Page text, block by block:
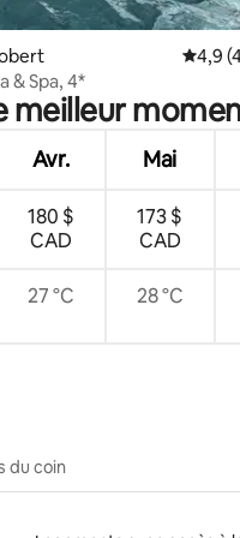
Note
4,9
& Spa, 4*
meilleur
Avr. Mai
180 $
CAD
173 $
CAD
27 °C 28 °C
du coin